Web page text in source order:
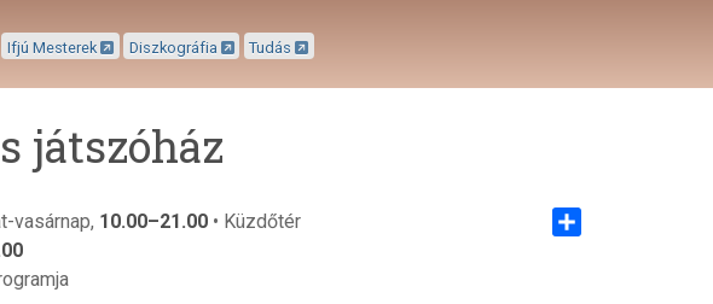
Ifjú Mesterek Diszkográfia Tudás
játszóház
vasárnap, 10.00–21.00 • Küzdőtér